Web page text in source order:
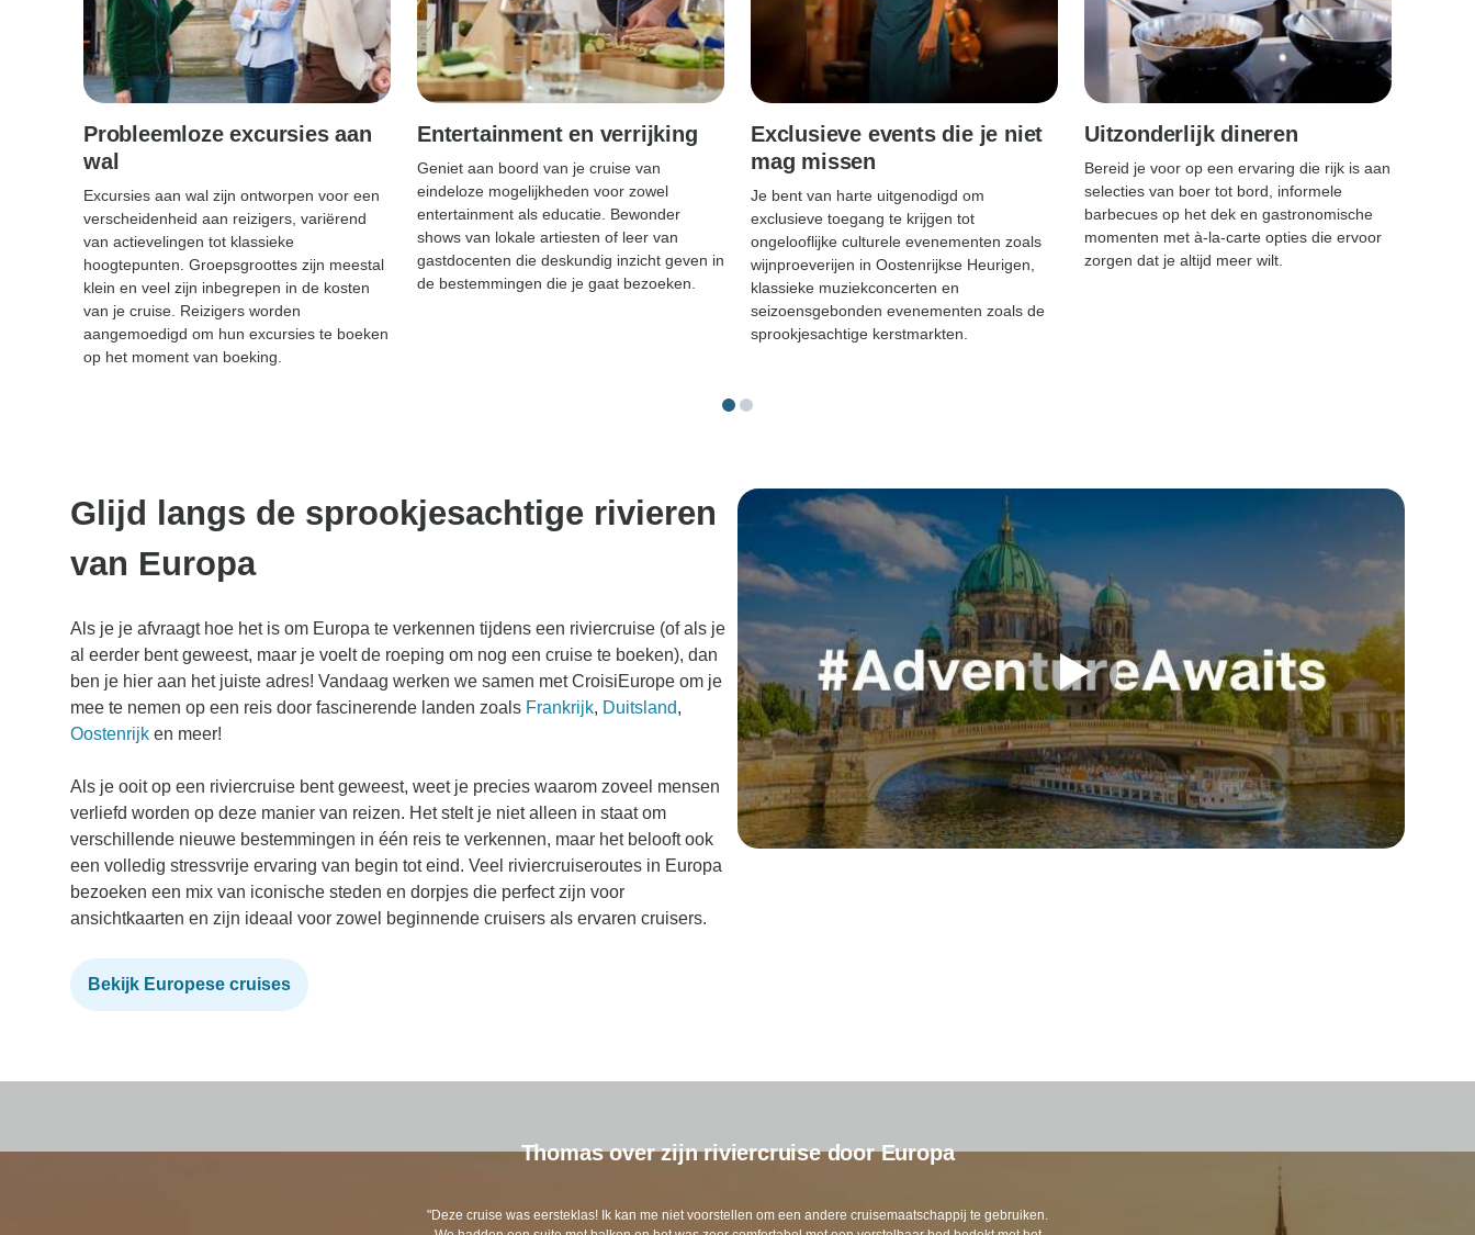
Probleemloze excursies aan
wal
Excursies aan wal zijn ontworpen voor een
verscheidenheid aan reizigers, variërend
van actievelingen tot klassieke
hoogtepunten. Groepsgroottes zijn meestal
klein en veel zijn inbegrepen in de kosten
van je cruise. Reizigers worden
aangemoedigd om hun excursies te boeken
op het moment van boeking.
Entertainment en verrijking
Geniet aan boord van je cruise van
eindeloze mogelijkheden voor zowel
entertainment als educatie. Bewonder
shows van lokale artiesten of leer van
gastdocenten die deskundig inzicht geven in
de bestemmingen die je gaat bezoeken.
Exclusieve events die je niet
mag missen
Je bent van harte uitgenodigd om
exclusieve toegang te krijgen tot
ongelooflijke culturele evenementen zoals
wijnproeverijen in Oostenrijkse Heurigen,
klassieke muziekconcerten en
seizoensgebonden evenementen zoals de
sprookjesachtige kerstmarkten.
Uitzonderlijk dineren
Bereid je voor op een ervaring die rijk is aan
selecties van boer tot bord, informele
barbecues op het dek en gastronomische
momenten met à-la-carte opties die ervoor
zorgen dat je altijd meer wilt.
Glijd langs de sprookjesachtige rivieren
van Europa
Als je je afvraagt hoe het is om Europa te verkennen tijdens een riviercruise (of als je
al eerder bent geweest, maar je voelt de roeping om nog een cruise te boeken), dan
ben je hier aan het juiste adres! Vandaag werken we samen met CroisiEurope om je
mee te nemen op een reis door fascinerende landen zoals Frankrijk, Duitsland,
Oostenrijk en meer!
Als je ooit op een riviercruise bent geweest, weet je precies waarom zoveel mensen
verliefd worden op deze manier van reizen. Het stelt je niet alleen in staat om
verschillende nieuwe bestemmingen in één reis te verkennen, maar het belooft ook
een volledig stressvrije ervaring van begin tot eind. Veel riviercruiseroutes in Europa
bezoeken een mix van iconische steden en dorpjes die perfect zijn voor
ansichtkaarten en zijn ideaal voor zowel beginnende cruisers als ervaren cruisers.
Bekijk Europese cruises
Thomas over zijn riviercruise door Europa
"Deze cruise was eersteklas! Ik kan me niet voorstellen om een andere cruisemaatschappij te gebruiken.